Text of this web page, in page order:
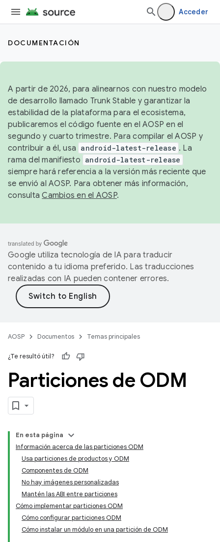
Acceder
DOCUMENTACIÓN
A partir de 2026, para alinearnos con nuestro modelo
de desarrollo llamado Trunk Stable y garantizar la
estabilidad de la plataforma para el ecosistema,
publicaremos el código fuente en el AOSP en el
segundo y cuarto trimestre. Para compilar el AOSP y
contribuir a él, usa android-latest-release . La
rama del manifiesto android-latest-release
siempre hará referencia a la versión más reciente que
se envió al AOSP. Para obtener más información,
consultaCambios en el AOSP.
Google utiliza tecnología de IA para traducir
contenido a tu idioma preferido. Las traducciones
realizadas con IA pueden contener errores.
AOSP Documentos Temas principales
¿Te resultó útil?
Particiones de ODM
En esta página
Información acerca de las particiones ODM
Usa particiones de productos y ODM
Componentes de ODM
No hay imágenes personalizadas
Mantén las ABI entre particiones
Cómo implementar particiones ODM
Cómo configurar particiones ODM
Cómo instalar un módulo en una partición de ODM